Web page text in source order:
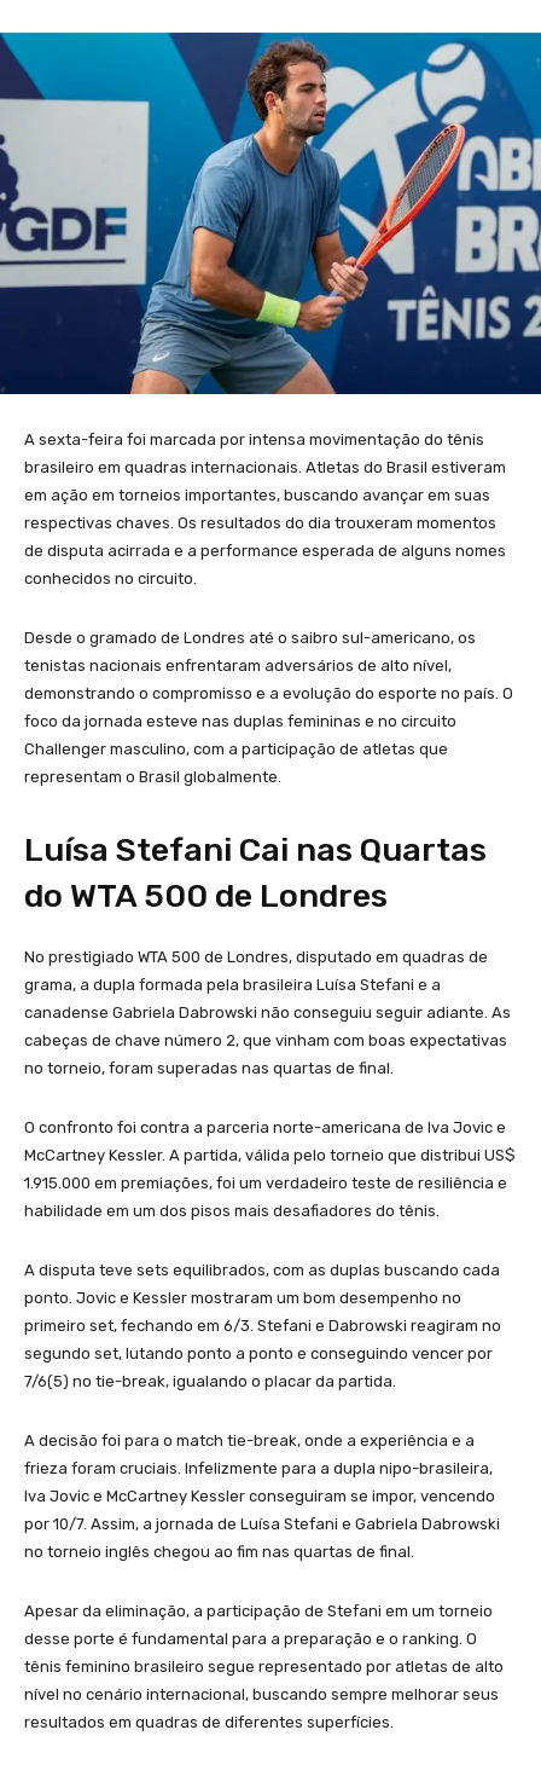
A sexta-feira foi marcada por intensa movimentação do tênis
brasileiro em quadras internacionais. Atletas do Brasil estiveram
em ação em torneios importantes, buscando avançar em suas
respectivas chaves. Os resultados do dia trouxeram momentos
de disputa acirrada e a performance esperada de alguns nomes
conhecidos no circuito.
Desde o gramado de Londres até o saibro sul-americano, os
tenistas nacionais enfrentaram adversários de alto nível,
demonstrando o compromisso e a evolução do esporte no país. O
foco da jornada esteve nas duplas femininas e no circuito
Challenger masculino, com a participação de atletas que
representam o Brasil globalmente.
Luísa Stefani Cai nas Quartas
do WTA 500 de Londres
No prestigiado WTA 500 de Londres, disputado em quadras de
grama, a dupla formada pela brasileira Luísa Stefani e a
canadense Gabriela Dabrowski não conseguiu seguir adiante. As
cabeças de chave número 2, que vinham com boas expectativas
no torneio, foram superadas nas quartas de final.
O confronto foi contra a parceria norte-americana de Iva Jovic e
McCartney Kessler. A partida, válida pelo torneio que distribui US$
1.915.000 em premiações, foi um verdadeiro teste de resiliência e
habilidade em um dos pisos mais desafiadores do tênis.
A disputa teve sets equilibrados, com as duplas buscando cada
ponto. Jovic e Kessler mostraram um bom desempenho no
primeiro set, fechando em 6/3. Stefani e Dabrowski reagiram no
segundo set, lutando ponto a ponto e conseguindo vencer por
7/6(5) no tie-break, igualando o placar da partida.
A decisão foi para o match tie-break, onde a experiência e a
frieza foram cruciais. Infelizmente para a dupla nipo-brasileira,
Iva Jovic e McCartney Kessler conseguiram se impor, vencendo
por 10/7. Assim, a jornada de Luísa Stefani e Gabriela Dabrowski
no torneio inglês chegou ao fim nas quartas de final.
Apesar da eliminação, a participação de Stefani em um torneio
desse porte é fundamental para a preparação e o ranking. O
tênis feminino brasileiro segue representado por atletas de alto
nível no cenário internacional, buscando sempre melhorar seus
resultados em quadras de diferentes superfícies.